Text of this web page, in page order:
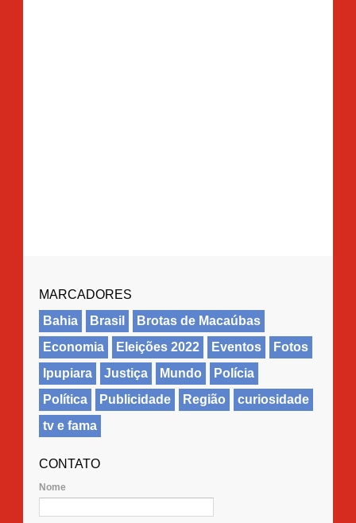
MARCADORES
Bahia
Brasil
Brotas de Macaúbas
Economia
Eleições 2022 Eventos
Fotos
Ipupiara
Justiça Mundo
Polícia
Política
Publicidade Região
curiosidade
tv e fama
CONTATO
Nome